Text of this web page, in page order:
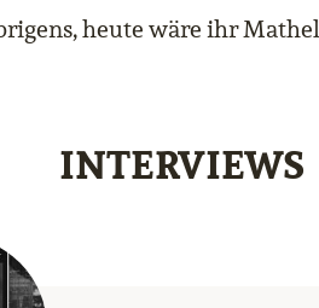
heute wäre ihr
INTERVIEWS